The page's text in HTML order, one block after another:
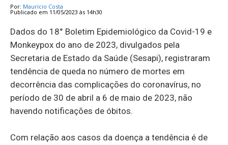
Por: Maurício Costa
Publicado em 11/05/2023 às 14h30
Dados do 18° Boletim Epidemiológico da Covid-19 e
Monkeypox do ano de 2023, divulgados pela
Secretaria de Estado da Saúde (Sesapi), registraram
tendência de queda no número de mortes em
decorrência das complicações do coronavírus, no
período de 30 de abril a 6 de maio de 2023, não
havendo notificações de óbitos.
Com relação aos casos da doença a tendência é de